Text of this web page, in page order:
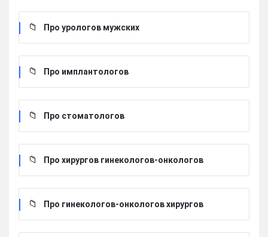
Про урологов мужских
Про имплантологов
Про стоматологов
Про хирургов гинекологов-онкологов
Про гинекологов-онкологов хирургов